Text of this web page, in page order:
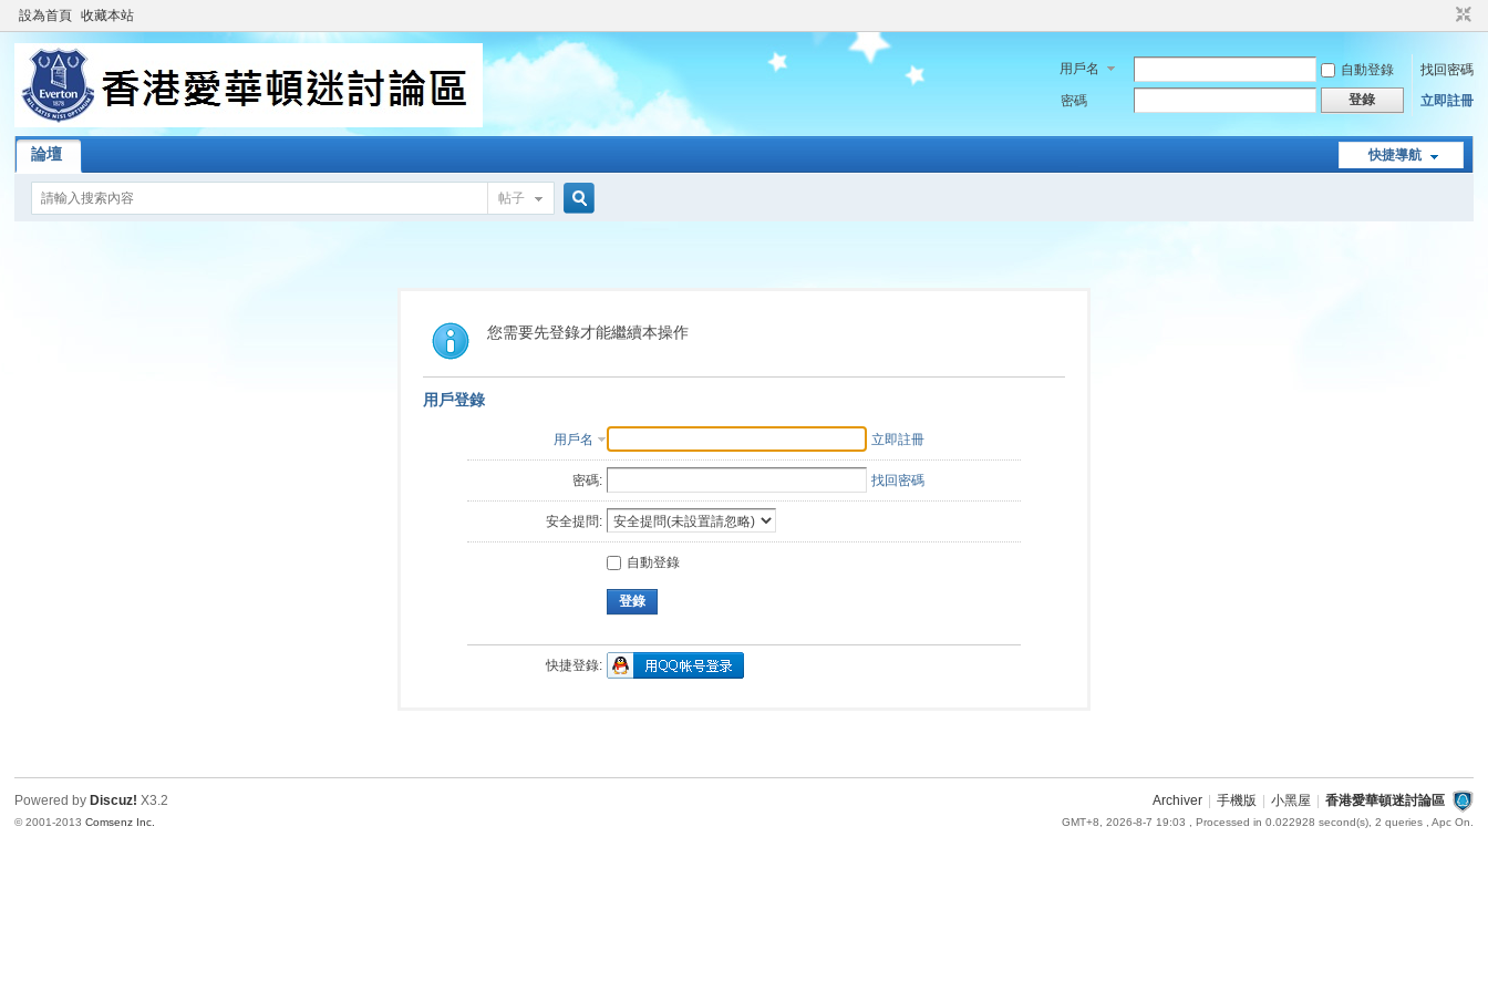
設為首頁 收藏本站
用戶名 自動登錄
找回密碼
密碼
登錄 立即註冊
快捷導航
論壇
帖子
索
您需要先登錄才能繼續本操作
用戶登錄
用戶名 立即註冊
密碼: 找回密碼
安全提問:
自動登錄
登錄
快捷登錄:
Archiver 手機版 小黑屋 香港愛華頓迷討論區
GMT+8, 2026-8-7 19:03 , Processed in 0.022928 second(s), 2 queries , Apc On.
Powered by Discuz! X3.2
© 2001-2013Comsenz Inc.